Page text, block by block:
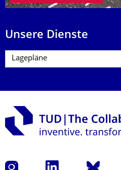
Unsere Dienste
Instagram LinkedIn Bluesky